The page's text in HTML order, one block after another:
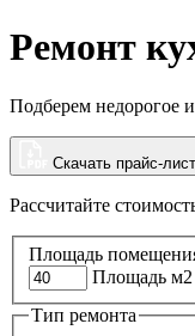
Ремонт
Подберем недорогое
Скачать прайс-лист
Рассчитайте
Площадь
Площадь м2
Тип ремонта